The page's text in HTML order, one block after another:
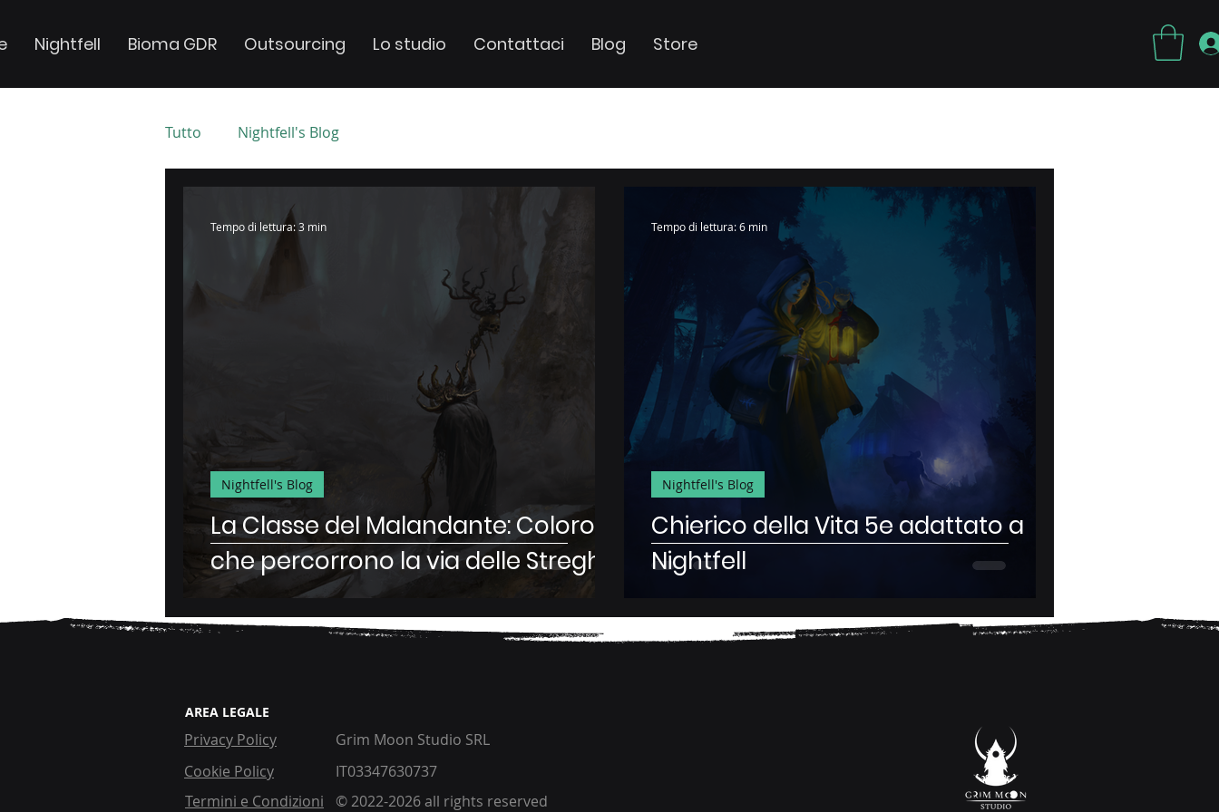
Nightfell Bioma GDR Outsourcing Lo studio Contattaci Blog Store
Tutto Nightfell's Blog
La Classe del Malandante: Coloro
che percorrono la via delle Streghe
Nightfell's Blog
Tempo di lettura: 3 min
Chierico della Vita 5e adattato a
Nightfell
Nightfell's Blog
Tempo di lettura: 6 min
AREA LEGALE
Privacy Policy
Grim Moon Studio SRL
Cookie Policy
IT03347630737​
Termini e Condizioni
© 2022-2026 all rights reserved